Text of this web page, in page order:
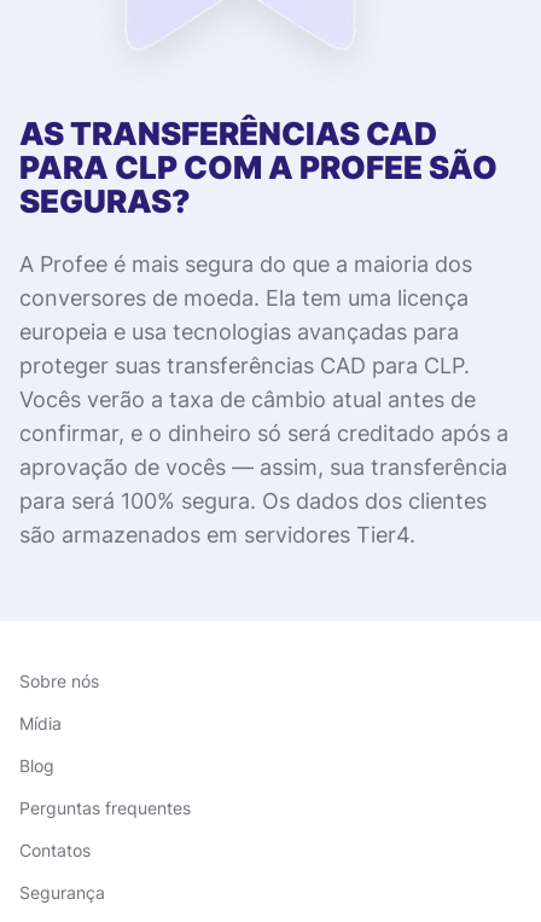
AS TRANSFERÊNCIAS CAD
PARA CLP COM A PROFEE SÃO
SEGURAS?
A Profee é mais segura do que a maioria dos
conversores de moeda. Ela tem uma licença
europeia e usa tecnologias avançadas para
proteger suas transferências CAD para CLP.
Vocês verão a taxa de câmbio atual antes de
confirmar, e o dinheiro só será creditado após a
aprovação de vocês — assim, sua transferência
para será 100% segura. Os dados dos clientes
são armazenados em servidores Tier4.
Sobre nós
Mídia
Blog
Perguntas frequentes
Contatos
Segurança